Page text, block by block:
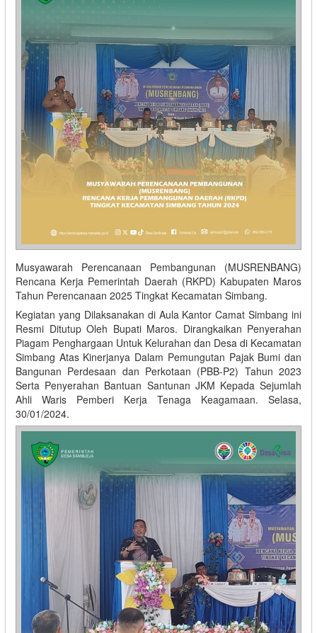
Musyawarah Perencanaan Pembangunan (MUSRENBANG)
Rencana Kerja Pemerintah Daerah (RKPD) Kabupaten Maros
Tahun Perencanaan 2025 Tingkat Kecamatan Simbang.
Kegiatan yang Dilaksanakan di Aula Kantor Camat Simbang ini
Resmi Ditutup Oleh Bupati Maros. Dirangkaikan Penyerahan
Piagam Penghargaan Untuk Kelurahan dan Desa di Kecamatan
Simbang Atas Kinerjanya Dalam Pemungutan Pajak Bumi dan
Bangunan Perdesaan dan Perkotaan (PBB-P2) Tahun 2023
Serta Penyerahan Bantuan Santunan JKM Kepada Sejumlah
Ahli Waris Pemberi Kerja Tenaga Keagamaan. Selasa,
30/01/2024.